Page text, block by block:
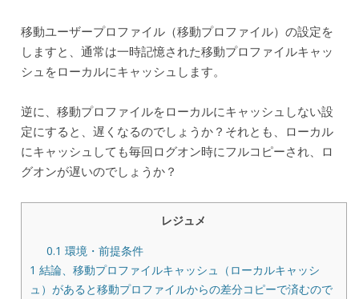
移動ユーザープロファイル（移動プロファイル）の設定を
しますと、通常は一時記憶された移動プロファイルキャッ
シュをローカルにキャッシュします。
逆に、移動プロファイルをローカルにキャッシュしない設
定にすると、遅くなるのでしょうか？それとも、ローカル
にキャッシュしても毎回ログオン時にフルコピーされ、ロ
グオンが遅いのでしょうか？
レジュメ
0.1 環境・前提条件
1 結論、移動プロファイルキャッシュ（ローカルキャッシ
ュ）があると移動プロファイルからの差分コピーで済むので